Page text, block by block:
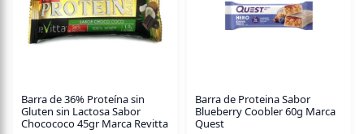
Barra de 36% Proteína sin
Gluten sin Lactosa Sabor
Chocococo 45gr Marca Revitta
Barra de Proteina Sabor
Blueberry Coobler 60g Marca
Quest